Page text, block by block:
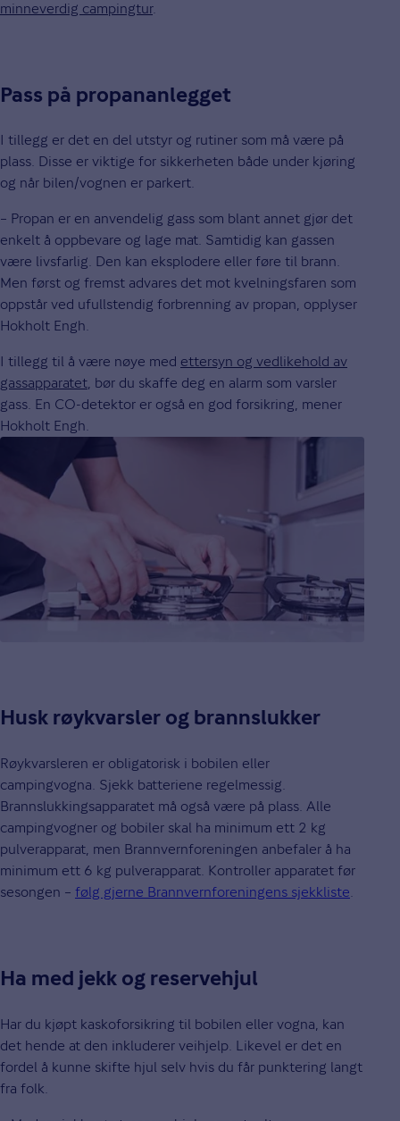
minneverdig campingtur.
Pass på propananlegget
I tillegg er det en del utstyr og rutiner som må være på
plass. Disse er viktige for sikkerheten både under kjøring
og når bilen/vognen er parkert.
– Propan er en anvendelig gass som blant annet gjør det
enkelt å oppbevare og lage mat. Samtidig kan gassen
være livsfarlig. Den kan eksplodere eller føre til brann.
Men først og fremst advares det mot kvelningsfaren som
oppstår ved ufullstendig forbrenning av propan, opplyser
Hokholt Engh.
I tillegg til å være nøye med ettersyn og vedlikehold av
gassapparatet, bør du skaffe deg en alarm som varsler
gass. En CO-detektor er også en god forsikring, mener
Hokholt Engh.
Husk røykvarsler og brannslukker
Røykvarsleren er obligatorisk i bobilen eller
campingvogna. Sjekk batteriene regelmessig.
Brannslukkingsapparatet må også være på plass. Alle
campingvogner og bobiler skal ha minimum ett 2 kg
pulverapparat, men Brannvernforeningen anbefaler å ha
minimum ett 6 kg pulverapparat. Kontroller apparatet før
sesongen – følg gjerne Brannvernforeningens sjekkliste.
Ha med jekk og reservehjul
Har du kjøpt kaskoforsikring til bobilen eller vogna, kan
det hende at den inkluderer veihjelp. Likevel er det en
fordel å kunne skifte hjul selv hvis du får punktering langt
fra folk.